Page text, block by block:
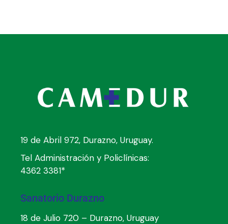
19 de Abril 972, Durazno, Uruguay.
Tel Administración y Policlínicas:
4362 3381*
Sanatorio Durazno
18 de Julio 720 – Durazno, Uruguay